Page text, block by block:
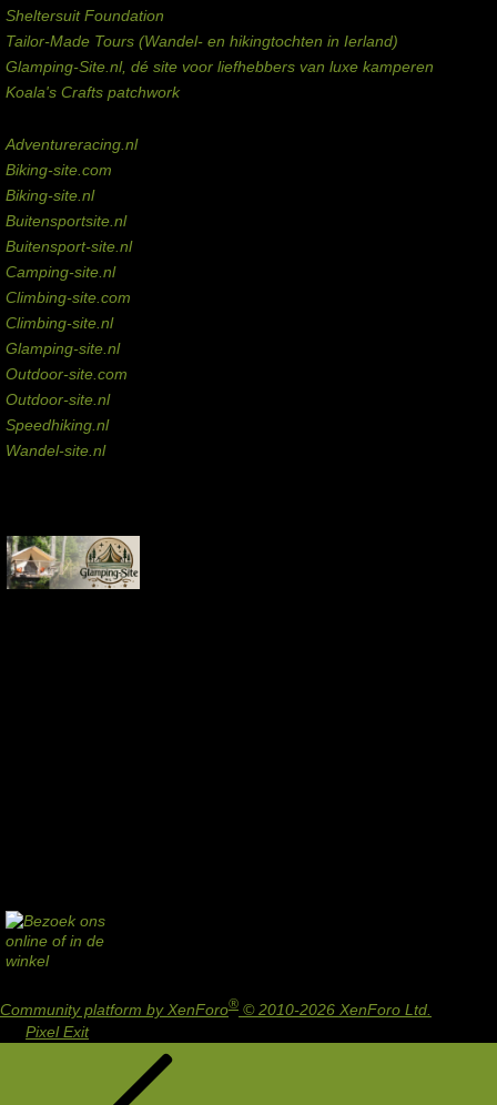
Sheltersuit Foundation
Tailor-Made Tours (Wandel- en hikingtochten in Ierland)
Glamping-Site.nl, dé site voor liefhebbers van luxe kamperen
Koala's Crafts patchwork
Adventureracing.nl
Biking-site.com
Biking-site.nl
Buitensportsite.nl
Buitensport-site.nl
Camping-site.nl
Climbing-site.com
Climbing-site.nl
Glamping-site.nl
Outdoor-site.com
Outdoor-site.nl
Speedhiking.nl
Wandel-site.nl
Community platform by XenForo® © 2010-2026 XenForo Ltd.
Pixel Exit